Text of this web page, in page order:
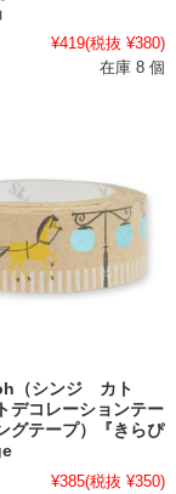
¥419(税抜 ¥380)
在庫 8 個
（シンジ カト
デコレーションテー
グテープ）『きらぴ
¥385(税抜 ¥350)